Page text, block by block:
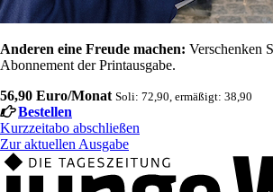
Anderen eine Freude machen: Verschenken
Abonnement der Printausgabe.
56,90 Euro/Monat Soli: 72,90, ermäßigt: 38,90
Bestellen
Kurzzeitabo abschließen
Zur aktuellen Ausgabe